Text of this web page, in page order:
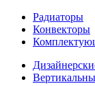
Радиаторы
Конвекторы